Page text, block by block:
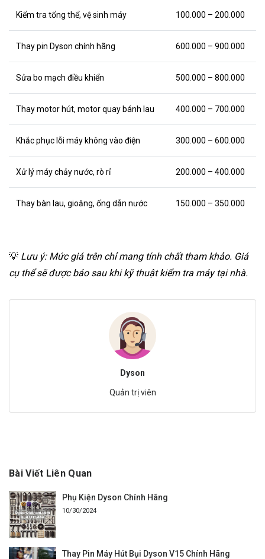
Kiểm tra tổng thể, vệ sinh máy 100.000 – 200.000
Thay pin Dyson chính hãng 600.000 – 900.000
Sửa bo mạch điều khiển 500.000 – 800.000
Thay motor hút, motor quay bánh lau 400.000 – 700.000
Khắc phục lỗi máy không vào điện 300.000 – 600.000
Xử lý máy chảy nước, rò rỉ 200.000 – 400.000
Thay bàn lau, gioăng, ống dẫn nước 150.000 – 350.000
💡 Lưu ý: Mức giá trên chỉ mang tính chất tham khảo. Giá
cụ thể sẽ được báo sau khi kỹ thuật kiểm tra máy tại nhà.
Dyson
Quản trị viên
Bài Viết Liên Quan
Phụ Kiện Dyson Chính Hãng
10/30/2024
Thay Pin Máy Hút Bụi Dyson V15 Chính Hãng